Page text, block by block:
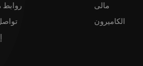
روابط
مالى
الكاميرون